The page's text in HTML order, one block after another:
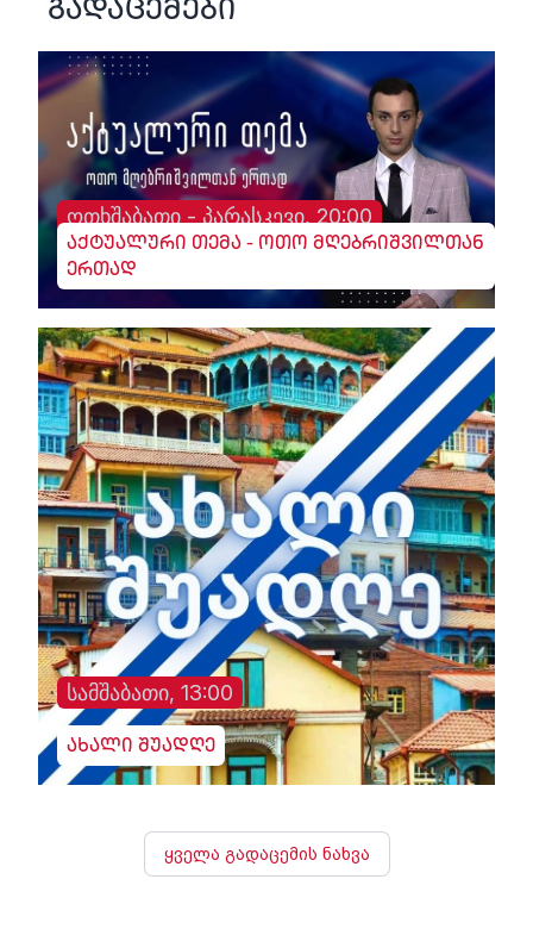
გადაცემები
ოთხშაბათი - პარასკევი, 20:00
აქტუალური თემა - ოთო მღებრიშვილთან
ერთად
სამშაბათი, 13:00
ახალი შუადღე
ყველა გადაცემის ნახვა